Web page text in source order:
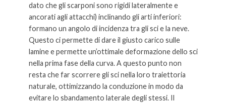
dato che gli scarponi sono rigidi lateralmente e
ancorati agli attacchi) inclinando gli arti inferiori:
formano un angolo di incidenza tra gli sci e la neve.
Questo ci permette di dare il giusto carico sulle
lamine e permette un’ottimale deformazione dello sci
nella prima fase della curva. A questo punto non
resta che far scorrere gli sci nella loro traiettoria
naturale, ottimizzando la conduzione in modo da
evitare lo sbandamento laterale degli stessi. Il